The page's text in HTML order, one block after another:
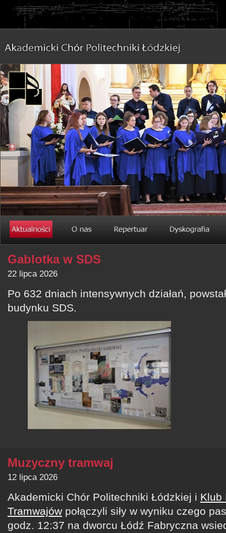
Gablotka w SDS
22 lipca 2026
Po 632 dniach intensywnych działań,
budynku SDS.
Muzyczny tramwaj
12 lipca 2026
Akademicki Chór Politechniki Łódzkiej i Klub
Tramwajów połączyli siły w wyniku czego
godz. 12:37 na dworcu Łódź Fabryczna